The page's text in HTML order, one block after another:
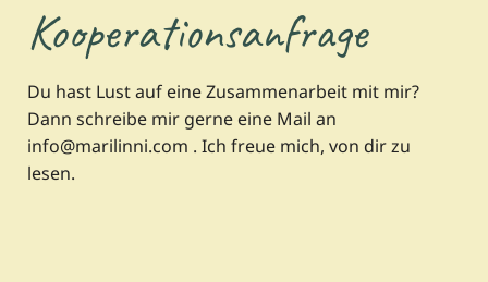
Kooperationsanfrage
Du hast Lust auf eine Zusammenarbeit mit mir?
Dann schreibe mir gerne eine Mail an
info@marilinni.com . Ich freue mich, von dir zu
lesen.